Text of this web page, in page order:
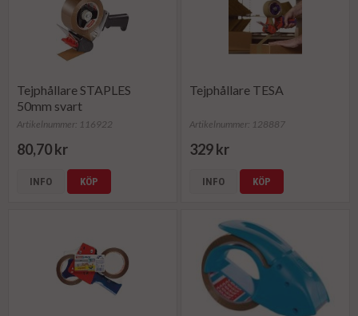
Tejphållare STAPLES
50mm svart
Artikelnummer: 116922
80,70 kr
INFO KÖP
Tejphållare TESA
Artikelnummer: 128887
329 kr
INFO KÖP